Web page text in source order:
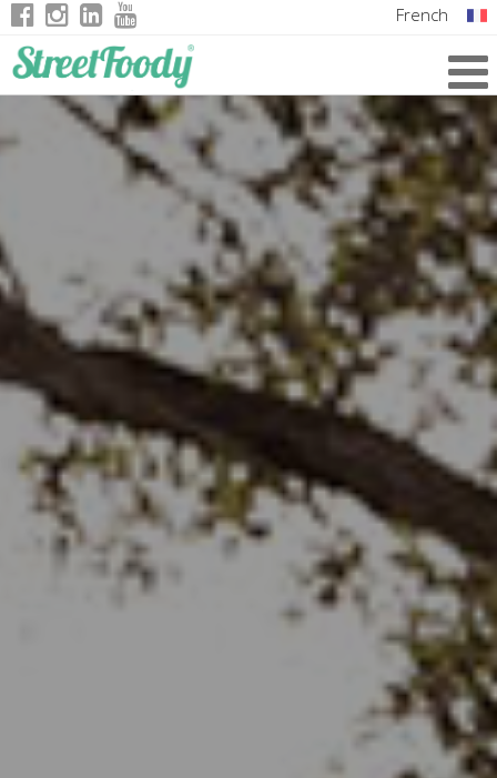
French
English
German